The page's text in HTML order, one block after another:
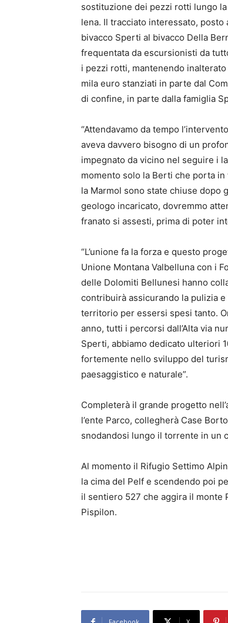
sostituzione dei pezzi rotti lungo
lena. Il tracciato interessato, posto
bivacco Sperti al bivacco Della
frequentata da escursionisti da
i pezzi rotti, mantenendo
mila euro stanziati in parte dal
di confine, in parte dalla famiglia
“Attendavamo da tempo
aveva davvero bisogno di un
impegnato da vicino nel seguire i
momento solo la Berti che porta
la Marmol sono state chiuse dopo
geologo incaricato, dovremmo
franato si assesti, prima di poter
“L’unione fa la forza e questo
Unione Montana Valbelluna con i
delle Dolomiti Bellunesi hanno
contribuirà assicurando la pulizia
territorio per essersi spesi tanto.
anno, tutti i percorsi dall’Alta via
Sperti, abbiamo dedicato ulteriori
fortemente nello sviluppo del
paesaggistico e naturale”.
Completerà il grande progetto
l’ente Parco, collegherà Case
snodandosi lungo il torrente in un
Al momento il Rifugio Settimo
la cima del Pelf e scendendo poi
il sentiero 527 che aggira il monte
Pispilon.